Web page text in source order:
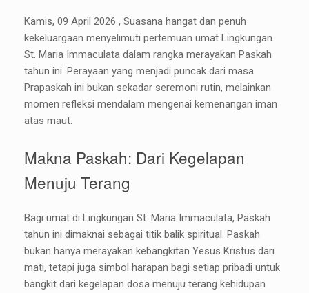
Kamis, 09 April 2026 , Suasana hangat dan penuh
kekeluargaan menyelimuti pertemuan umat Lingkungan
St. Maria Immaculata dalam rangka merayakan Paskah
tahun ini. Perayaan yang menjadi puncak dari masa
Prapaskah ini bukan sekadar seremoni rutin, melainkan
momen refleksi mendalam mengenai kemenangan iman
atas maut.
Makna Paskah: Dari Kegelapan
Menuju Terang
Bagi umat di Lingkungan St. Maria Immaculata, Paskah
tahun ini dimaknai sebagai titik balik spiritual. Paskah
bukan hanya merayakan kebangkitan Yesus Kristus dari
mati, tetapi juga simbol harapan bagi setiap pribadi untuk
bangkit dari kegelapan dosa menuju terang kehidupan